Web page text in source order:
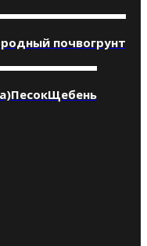
почвогрунт
ПесокЩебень